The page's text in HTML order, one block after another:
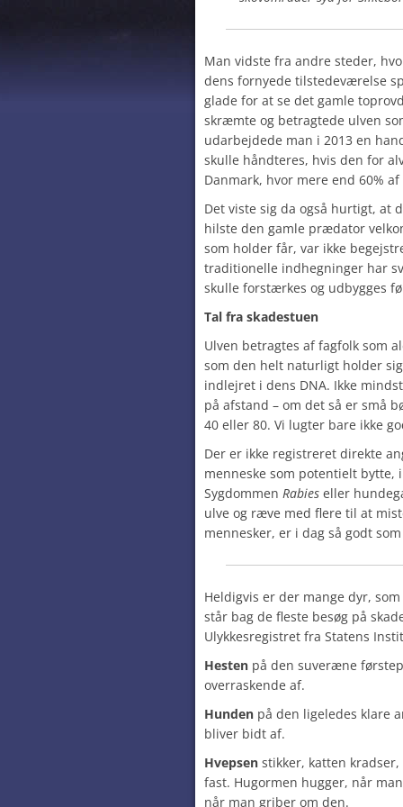
Man vidste fra andre steder,
dens fornyede tilstedeværelse
glade for at se det gamle
skræmte og betragtede ulven
udarbejdede man i 2013 en
skulle håndteres, hvis den for
Danmark, hvor mere end 60%
Det viste sig da også hurtigt, at
hilste den gamle prædator
som holder får, var ikke
traditionelle indhegninger har
skulle forstærkes og udbygges
Tal fra skadestuen
Ulven betragtes af fagfolk som
som den helt naturligt holder
indlejret i dens DNA. Ikke
på afstand – om det så er små
40 eller 80. Vi lugter bare ikke
Der er ikke registreret direkte
menneske som potentielt bytte,
Sygdommen Rabies eller
ulve og ræve med flere til at
mennesker, er i dag så godt
Heldigvis er der mange dyr,
står bag de fleste besøg på
Ulykkesregistret fra Statens
Hesten på den suveræne
overraskende af.
Hunden på den ligeledes klare
bliver bidt af.
Hvepsen stikker, katten
fast. Hugormen hugger, når
når man griber om den.